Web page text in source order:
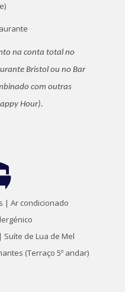
na conta total no
Bristol ou no Bar
com outras
Hour).
|Ar condicionado
Suíte de Lua de Mel
(Terraço 5º andar)